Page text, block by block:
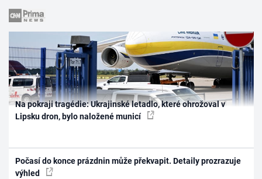
Na pokraji tragédie: Ukrajinské letadlo, které ohrožoval v
Lipsku dron, bylo naložené municí
Počasí do konce prázdnin může překvapit. Detaily prozrazuje
výhled